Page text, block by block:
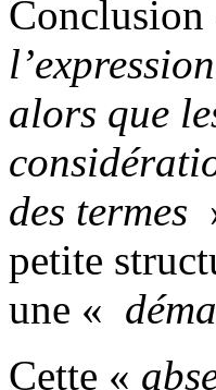
alors que
des termes
petite
une «
Cette «